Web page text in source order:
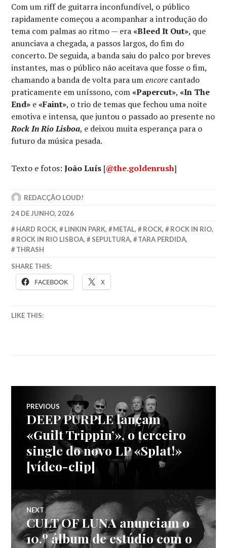
Com um riff de guitarra inconfundível, o público
rapidamente começou a acompanhar a introdução do
tema com palmas ao ritmo — era«Bleed It Out», que
anunciava a chegada, a passos largos, do fim do
concerto. De seguida, a banda saiu do palco por breves
instantes, mas o público não aceitava que fosse o fim,
chamando a banda de volta para umencore cantado
praticamente em uníssono, com«Papercut»,«In The
End» e«Faint», o trio de temas que fechou uma noite
emotiva e intensa, que juntou o passado ao presente no
Rock In Rio Lisboa, e deixou muita esperança para o
futuro da música pesada.
Texto e fotos:João Luís [@the.goldenrush]
REDACÇÃO LOUD!
24 DE JUNHO, 2026
HARD ROCK, LINKIN PARK, METAL, ROCK, ROCK IN RIO,
ROCK IN RIO LISBOA, SEPULTURA, TARA PERDIDA,
THRASH
SHARE THIS:
FACEBOOK X
LIKE THIS:
Navegação
de
artigos
PREVIOUS
Previous
post:
DEEP PURPLE lançam
«Guilt Trippin’», o terceiro
single do novo LP «Splat!»
[vídeo-clip]
NEXT
Next
post:
CULT OF LUNA anunciam o
10.º álbum de estúdio com o